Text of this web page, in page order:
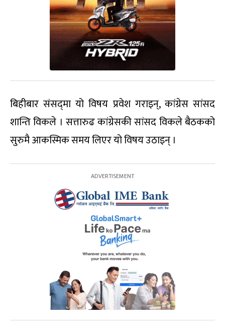
बिहीबार संसद्‌मा यो विषय प्रवेश गराइन्, कांग्रेस सांसद
शान्ति विकले । सत्तारुढ कांग्रेसकी सांसद विकले बैठकको
सुरुमै आकस्मिक समय लिएर यो विषय उठाइन् ।